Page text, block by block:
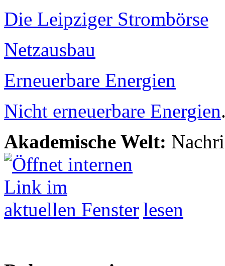
Die Leipziger Strombörse
Netzausbau
Erneuerbare Energien
Nicht erneuerbare Energien
Akademische Welt:
lesen